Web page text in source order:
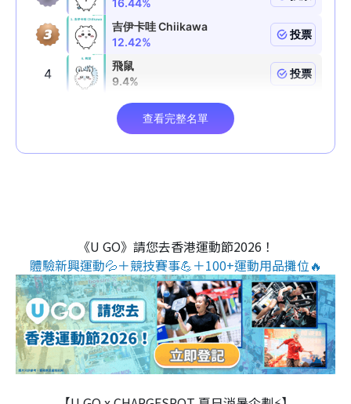
《U GO》請您去香港運動節2026！
體驗新興運動💦＋競技賽事💪＋100+運動用品攤位🔥